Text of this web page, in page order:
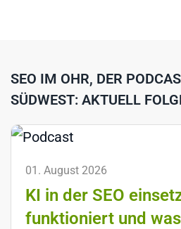
SEO IM OHR, DER
SÜDWEST: AKTUELL
01. August 2026
KI in der SEO
funktioniert und